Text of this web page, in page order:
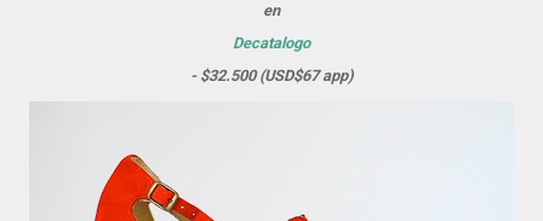
en
Decatalogo
- $32.500 (USD$67 app)